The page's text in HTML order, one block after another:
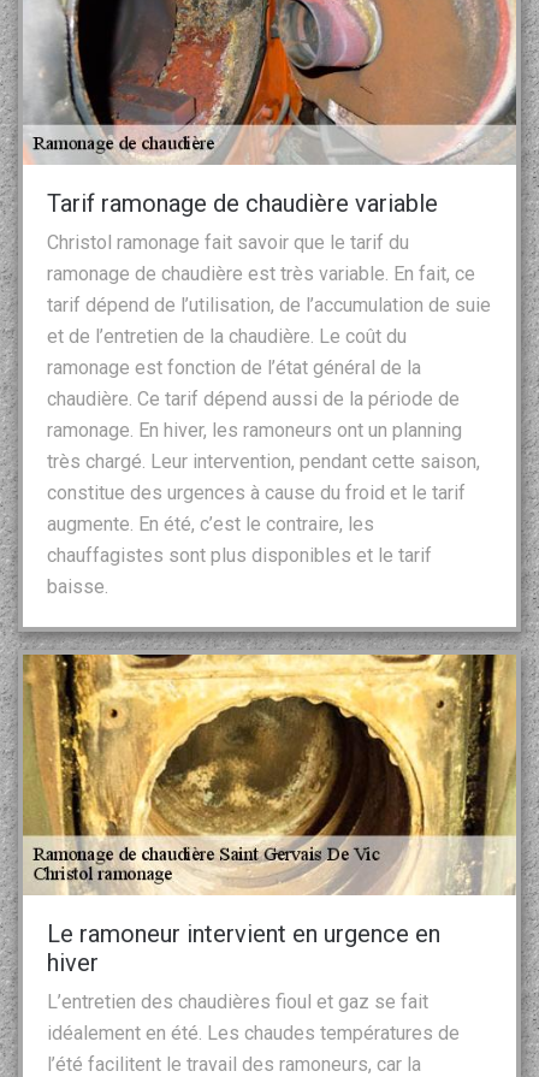
Tarif ramonage de chaudière variable
Christol ramonage fait savoir que le tarif du
ramonage de chaudière est très variable. En fait, ce
tarif dépend de l’utilisation, de l’accumulation de suie
et de l’entretien de la chaudière. Le coût du
ramonage est fonction de l’état général de la
chaudière. Ce tarif dépend aussi de la période de
ramonage. En hiver, les ramoneurs ont un planning
très chargé. Leur intervention, pendant cette saison,
constitue des urgences à cause du froid et le tarif
augmente. En été, c’est le contraire, les
chauffagistes sont plus disponibles et le tarif
baisse.
Le ramoneur intervient en urgence en
hiver
L’entretien des chaudières fioul et gaz se fait
idéalement en été. Les chaudes températures de
l’été facilitent le travail des ramoneurs, car la